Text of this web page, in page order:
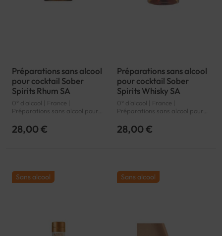
Préparations sans alcool
pour cocktail Sober
Spirits Rhum SA
0° d'alcool | France |
Préparations sans alcool pour
28,00 €
Préparations sans alcool
pour cocktail Sober
Spirits Whisky SA
0° d'alcool | France |
Préparations sans alcool pour
28,00 €
Sans alcool Sans alcool